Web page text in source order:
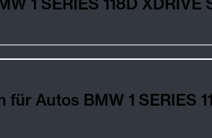
Autos BMW 1 SERIES